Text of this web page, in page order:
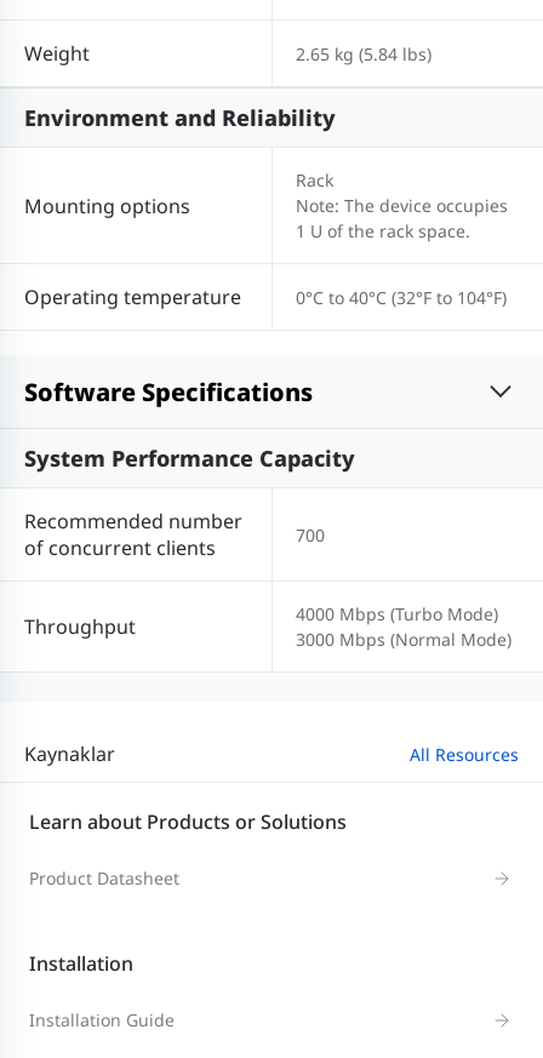
Weight 2.65 kg (5.84 lbs)
Environment and Reliability
Mounting options
Rack
Note: The device occupies
1 U of the rack space.
Operating temperature 0°C to 40°C (32°F to 104°F)
Software Specifications
System Performance Capacity
Recommended number
of concurrent clients
700
Throughput
4000 Mbps (Turbo Mode)
3000 Mbps (Normal Mode)
Kaynaklar All Resources
Learn about Products or Solutions
Product Datasheet
Installation
Installation Guide